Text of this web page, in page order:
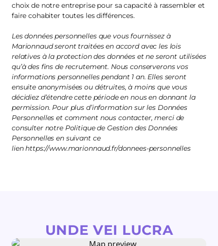
choix de notre entreprise pour sa capacité à rassembler et
faire cohabiter toutes les différences.
Les données personnelles que vous fournissez à
Marionnaud seront traitées en accord avec les lois
relatives à la protection des données et ne seront utilisées
qu’à des fins de recrutement. Nous conserverons vos
informations personnelles pendant 1 an. Elles seront
ensuite anonymisées ou détruites, à moins que vous
décidiez d’étendre cette période en nous en donnant la
permission. Pour plus d’information sur les Données
Personnelles et comment nous contacter, merci de
consulter notre Politique de Gestion des Données
Personnelles en suivant ce
lien https://www.marionnaud.fr/donnees-personnelles
UNDE VEI LUCRA